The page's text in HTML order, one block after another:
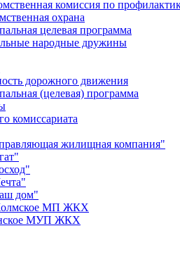
комиссия по
охрана
целевая программа
народные дружины
дорожного движения
(целевая) программа
комиссариата
жилищная компания"
дом"
МП ЖКХ
МУП ЖКХ